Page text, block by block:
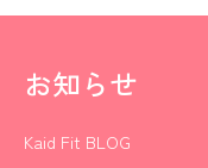
お知らせ
Kaid Fit BLOG